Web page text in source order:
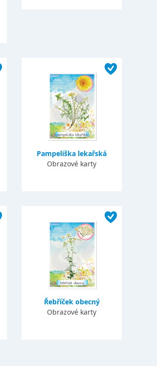
Pampeliška lekařská
Obrazové karty
Řebříček obecný
Obrazové karty